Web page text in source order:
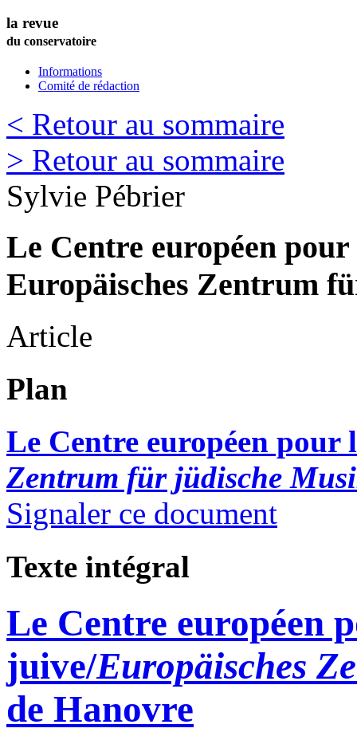
la revue
du conservatoire
Informations
Comité de rédaction
< Retour au sommaire
> Retour au sommaire
Sylvie Pébrier
Le Centre européen
Europäisches Zentrum
Article
Plan
Le Centre européen pour
Zentrum für jüdische
Signaler ce document
Texte intégral
Le Centre européen
juive/Europäisches
de Hanovre